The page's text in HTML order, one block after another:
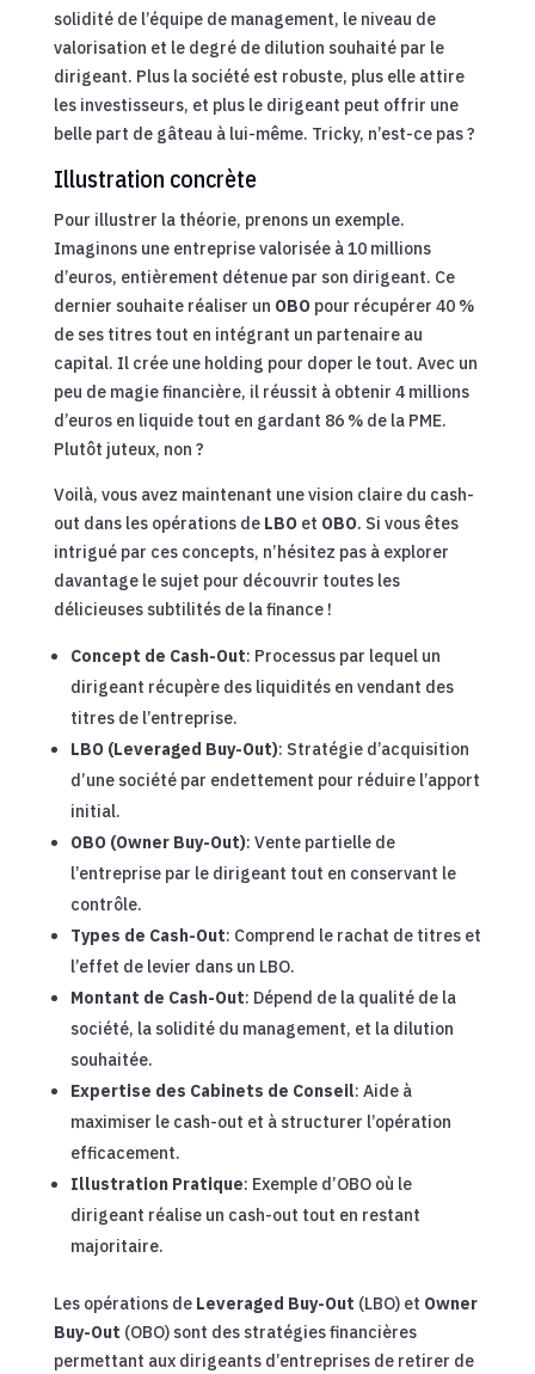
solidité de l’équipe de management, le niveau de
valorisation et le degré de dilution souhaité par le
dirigeant. Plus la société est robuste, plus elle attire
les investisseurs, et plus le dirigeant peut offrir une
belle part de gâteau à lui-même. Tricky, n’est-ce pas ?
Illustration concrète
Pour illustrer la théorie, prenons un exemple.
Imaginons une entreprise valorisée à 10 millions
d’euros, entièrement détenue par son dirigeant. Ce
dernier souhaite réaliser un OBO pour récupérer 40 %
de ses titres tout en intégrant un partenaire au
capital. Il crée une holding pour doper le tout. Avec un
peu de magie financière, il réussit à obtenir 4 millions
d’euros en liquide tout en gardant 86 % de la PME.
Plutôt juteux, non ?
Voilà, vous avez maintenant une vision claire du cash-
out dans les opérations de LBO et OBO. Si vous êtes
intrigué par ces concepts, n’hésitez pas à explorer
davantage le sujet pour découvrir toutes les
délicieuses subtilités de la finance !
Concept de Cash-Out: Processus par lequel un
dirigeant récupère des liquidités en vendant des
titres de l’entreprise.
LBO (Leveraged Buy-Out): Stratégie d’acquisition
d’une société par endettement pour réduire l’apport
initial.
OBO (Owner Buy-Out): Vente partielle de
l’entreprise par le dirigeant tout en conservant le
contrôle.
Types de Cash-Out: Comprend le rachat de titres et
l’effet de levier dans un LBO.
Montant de Cash-Out: Dépend de la qualité de la
société, la solidité du management, et la dilution
souhaitée.
Expertise des Cabinets de Conseil: Aide à
maximiser le cash-out et à structurer l’opération
efficacement.
Illustration Pratique: Exemple d’OBO où le
dirigeant réalise un cash-out tout en restant
majoritaire.
Les opérations de Leveraged Buy-Out (LBO) et Owner
Buy-Out (OBO) sont des stratégies financières
permettant aux dirigeants d’entreprises de retirer de